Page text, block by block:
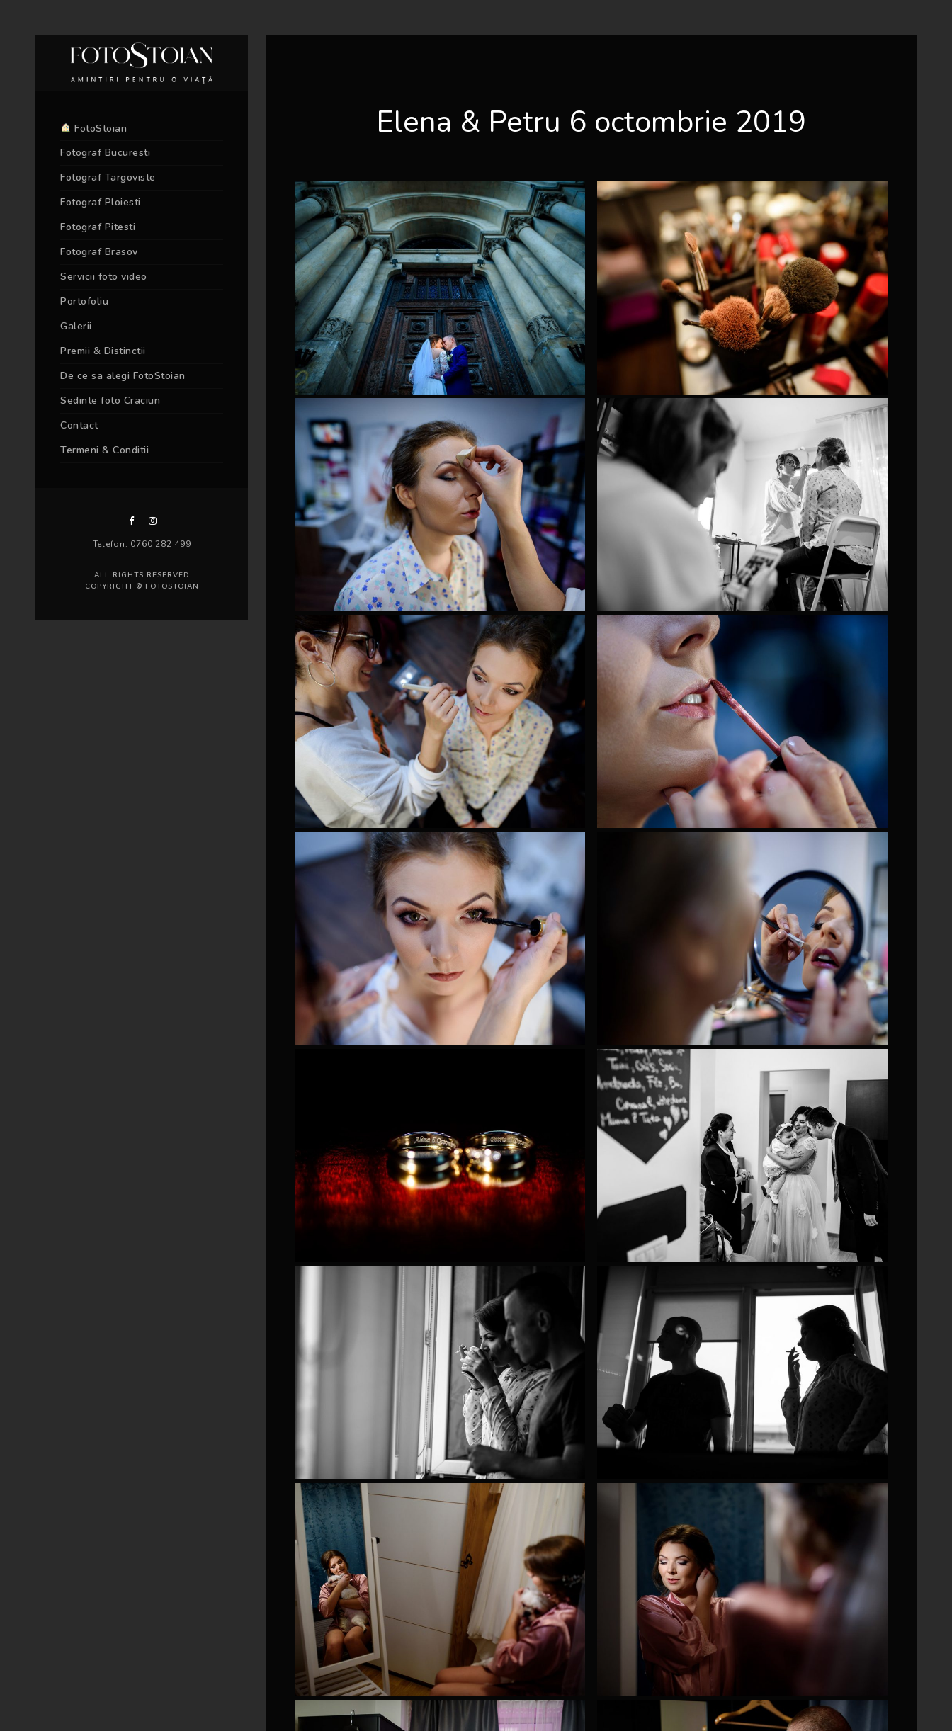
FotoStoian
Fotograf Bucuresti
Fotograf Targoviste
Fotograf Ploiesti
Fotograf Pitesti
Fotograf Brasov
Servicii foto video
Portofoliu
Galerii
Premii & Distinctii
De ce sa alegi FotoStoian
Sedinte foto Craciun
Contact
Termeni & Conditii
Telefon: 0760 282 499
ALL RIGHTS RESERVED
COPYRIGHT © FOTOSTOIAN
Elena & Petru 6 octombrie 2019